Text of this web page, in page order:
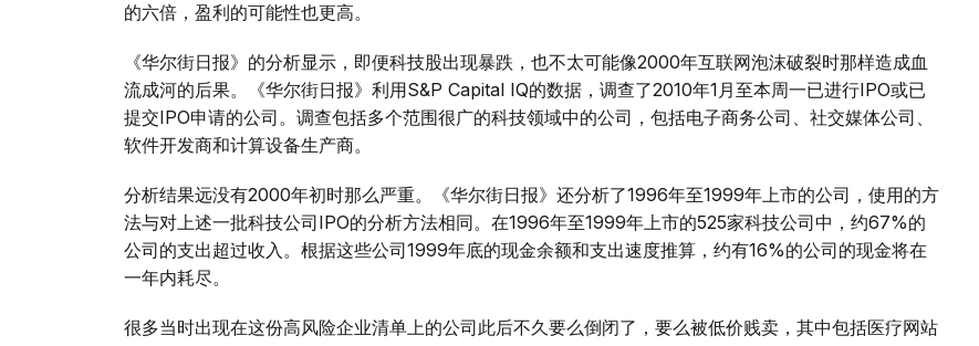
的六倍，盈利的可能性也更高。
《华尔街日报》的分析显示，即便科技股出现暴跌，也不太可能像2000年互联网泡沫破裂时那样造成血
流成河的后果。《华尔街日报》利用S&P Capital IQ的数据，调查了2010年1月至本周一已进行IPO或已
提交IPO申请的公司。调查包括多个范围很广的科技领域中的公司，包括电子商务公司、社交媒体公司、
软件开发商和计算设备生产商。
分析结果远没有2000年初时那么严重。《华尔街日报》还分析了1996年至1999年上市的公司，使用的方
法与对上述一批科技公司IPO的分析方法相同。在1996年至1999年上市的525家科技公司中，约67%的
公司的支出超过收入。根据这些公司1999年底的现金余额和支出速度推算，约有16%的公司的现金将在
一年内耗尽。
很多当时出现在这份高风险企业清单上的公司此后不久要么倒闭了，要么被低价贱卖，其中包括医疗网站